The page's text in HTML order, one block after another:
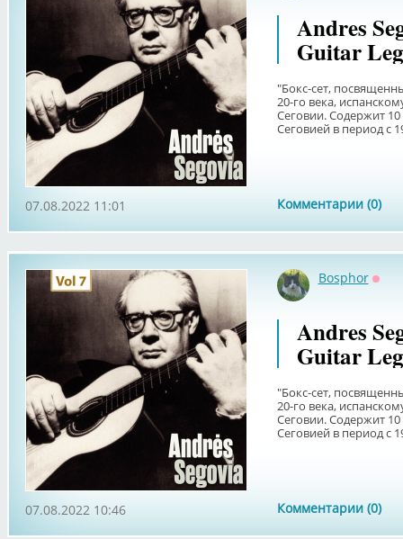
Andres
Guitar
"Бокс-сет,
20-го века,
Сеговии. Содержит
Сеговией в период с
Комментарии (0)
07.08.2022 11:01
Bosphor
Andres
Guitar
"Бокс-сет,
20-го века,
Сеговии. Содержит
Сеговией в период с
Комментарии (0)
07.08.2022 10:46